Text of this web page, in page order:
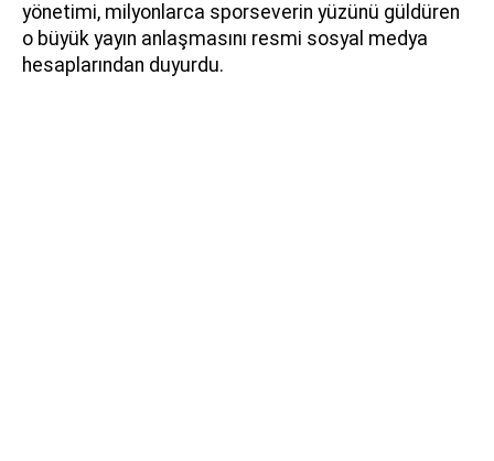
yönetimi, milyonlarca sporseverin yüzünü güldüren
o büyük yayın anlaşmasını resmi sosyal medya
hesaplarından duyurdu.